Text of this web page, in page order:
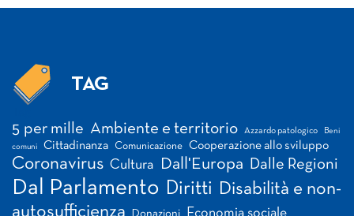
TAG
5 per mille Ambiente e territorio Azzardo patologico Beni
comuni Cittadinanza Comunicazione Cooperazione allo sviluppo
Coronavirus Cultura Dall'Europa Dalle Regioni
Dal Parlamento Diritti Disabilità e non-